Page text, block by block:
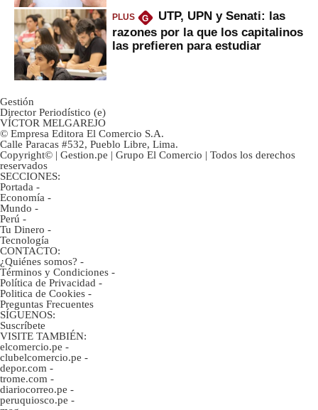
PLUS G
UTP, UPN y Senati: las
razones por la que los capitalinos
las prefieren para estudiar
Gestión
Director Periodístico (e)
VÍCTOR MELGAREJO
© Empresa Editora El Comercio S.A.
Calle Paracas #532, Pueblo Libre, Lima.
Copyright© | Gestion.pe | Grupo El Comercio | Todos los derechos
reservados
SECCIONES:
Portada -
Economía -
Mundo -
Perú -
Tu Dinero -
Tecnología
CONTACTO:
¿Quiénes somos? -
Términos y Condiciones -
Política de Privacidad -
Politica de Cookies -
Preguntas Frecuentes
SÍGUENOS:
Suscríbete
VISITE TAMBIÉN:
elcomercio.pe -
clubelcomercio.pe -
depor.com -
trome.com -
diariocorreo.pe -
peruquiosco.pe -